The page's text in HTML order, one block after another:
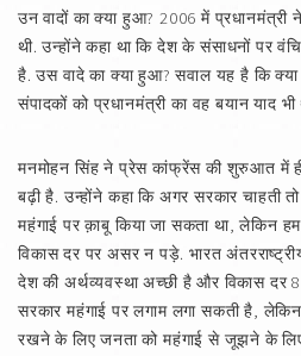
उन वादों का क्या हुआ? 2006 में प्रधानमंत्री
थी. उन्होंने कहा था कि देश के संसाधनों पर
है. उस वादे का क्या हुआ? सवाल यह है कि
संपादकों को प्रधानमंत्री का वह बयान याद भी
मनमोहन सिंह ने प्रेस कांफ्रेंस की शुरुआत में
बढ़ी है. उन्होंने कहा कि अगर सरकार चाहती तो
महंगाई पर क़ाबू किया जा सकता था, लेकिन
विकास दर पर असर न पड़े. भारत
देश की अर्थव्यवस्था अच्छी है और विकास दर
सरकार महंगाई पर लगाम लगा सकती है,
रखने के लिए जनता को महंगाई से जूझने के लिए